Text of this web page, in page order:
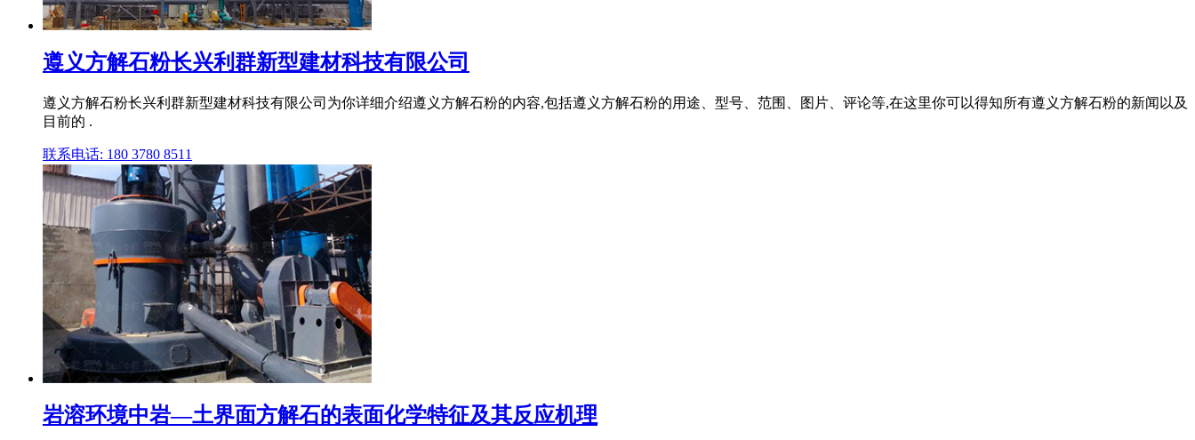
遵义方解石粉长兴利群新型建材科技有限公司
遵义方解石粉长兴利群新型建材科技有限公司为你详细介绍遵义方解石粉的内容,包括遵义方解石粉的用途、型号、范围、图片、评论等,在这里你可以得知所有遵义方解石粉的新闻以及
目前的 .
联系电话: 180 3780 8511
岩溶环境中岩—土界面方解石的表面化学特征及其反应机理